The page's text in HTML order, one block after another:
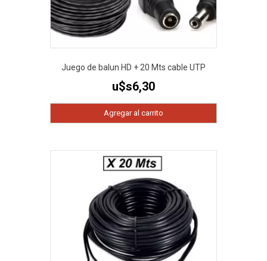
Juego de balun HD + 20 Mts cable UTP
u$s6,30
Agregar al carrito